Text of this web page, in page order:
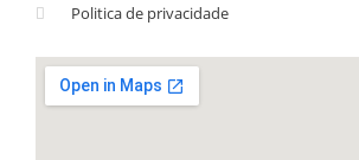
Politica de privacidade